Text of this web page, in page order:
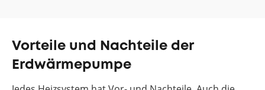
Vorteile und Nachteile der
Erdwärmepumpe